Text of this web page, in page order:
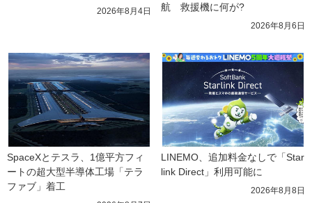
2026年8月4日
航　救援機に何が?
2026年8月6日
SpaceXとテスラ、1億平方フィ
ートの超大型半導体工場「テラ
ファブ」着工
LINEMO、追加料金なしで「Star
link Direct」利用可能に
2026年8月8日